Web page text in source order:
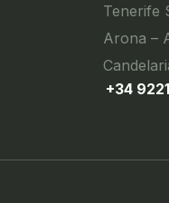
Tenerife
Arona –
+34